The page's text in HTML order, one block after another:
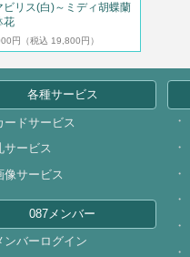
ビリス(白)～ミディ胡蝶蘭
花
円 （税込 19,800円）
各種サービス
ードサービス
サービス
像サービス
087メンバー
ンバーログイン